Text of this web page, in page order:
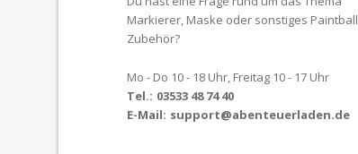
Markierer, Maske oder sonstiges Paintball
Zubehör?
Mo - Do 10 - 18 Uhr, Freitag 10 - 17 Uhr
Tel.: 03533 48 74 40
E-Mail: support@abenteuerladen.de